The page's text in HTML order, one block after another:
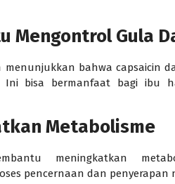
Mengontrol Gula
menunjukkan bahwa capsaicin
bisa bermanfaat bagi ibu
Metabolisme
meningkatkan
pencernaan dan penyerapan